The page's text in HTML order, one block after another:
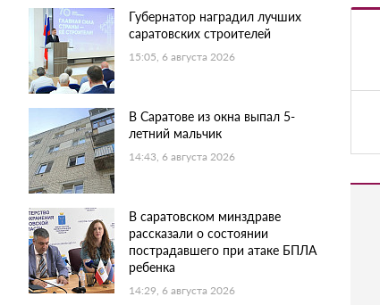
Губернатор наградил лучших
саратовских строителей
15:05, 6 августа 2026
В Саратове из окна выпал 5-
летний мальчик
14:43, 6 августа 2026
В саратовском минздраве
рассказали о состоянии
пострадавшего при атаке БПЛА
ребенка
14:29, 6 августа 2026